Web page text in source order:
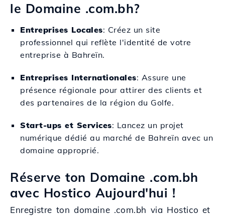
le Domaine .com.bh?
Entreprises Locales: Créez un site
professionnel qui reflète l'identité de votre
entreprise à Bahreïn.
Entreprises Internationales: Assure une
présence régionale pour attirer des clients et
des partenaires de la région du Golfe.
Start-ups et Services: Lancez un projet
numérique dédié au marché de Bahreïn avec un
domaine approprié.
Réserve ton Domaine .com.bh
avec Hostico Aujourd'hui !
Enregistre ton domaine .com.bh via Hostico et